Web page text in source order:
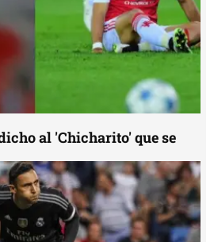
al 'Chicharito' que se